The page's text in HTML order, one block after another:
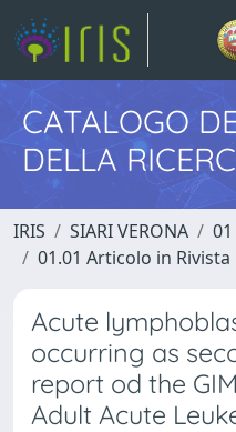
CATALOGO
DELLA
IRIS SIARI VERONA
01.01 Articolo in Rivista
Acute
occurring as
report od the
Adult Acute